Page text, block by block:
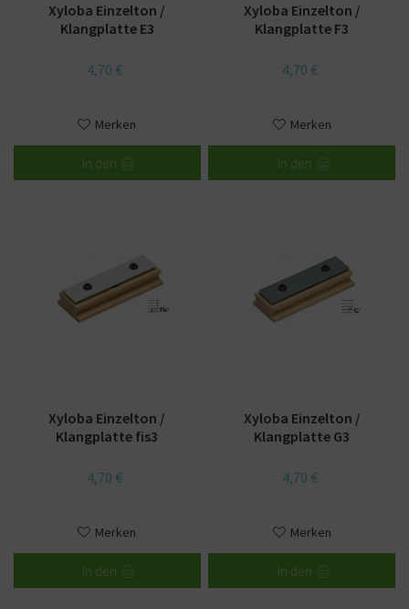
Xyloba Einzelton /
Klangplatte E3
4,70 €
Merken
In den
Xyloba Einzelton /
Klangplatte F3
4,70 €
Merken
In den
Xyloba Einzelton /
Klangplatte fis3
4,70 €
Merken
In den
Xyloba Einzelton /
Klangplatte G3
4,70 €
Merken
In den